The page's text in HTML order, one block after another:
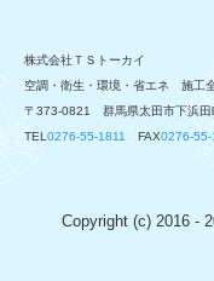
株式会社ＴＳトーカイ
空調・衛生・環境・省エネ 施工
〒373-0821 群馬県太田市下浜田
TEL0276-55-1811 FAX0276-55-
Copyright (c) 2016 -